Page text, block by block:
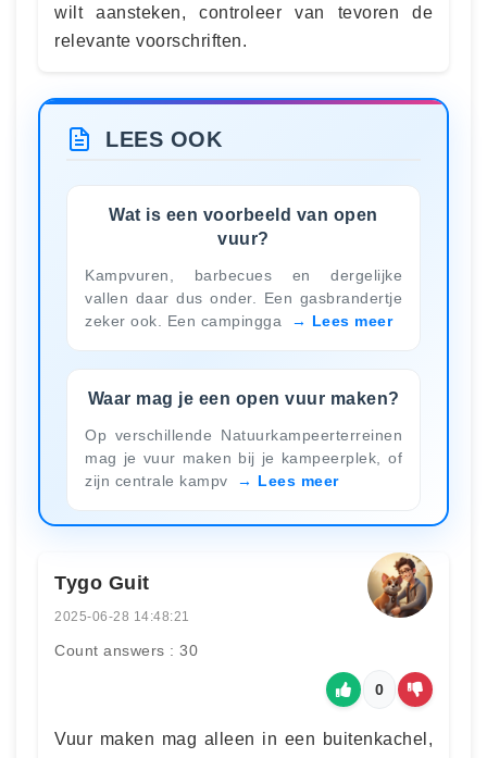
wilt aansteken, controleer van tevoren de
relevante voorschriften.
LEES OOK
Wat is een voorbeeld van open
vuur?
Kampvuren, barbecues en dergelijke
vallen daar dus onder. Een gasbrandertje
zeker ook. Een campingga
Lees meer
Waar mag je een open vuur maken?
Op verschillende Natuurkampeerterreinen
mag je vuur maken bij je kampeerplek, of
zijn centrale kampv
Lees meer
Tygo Guit
2025-06-28 14:48:21
Count answers : 30
0
Vuur maken mag alleen in een buitenkachel,